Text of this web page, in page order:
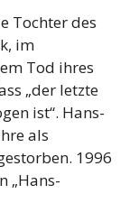
Tochter des
im
Tod ihres
„der letzte
ist“. Hans-
als
1996
„Hans-